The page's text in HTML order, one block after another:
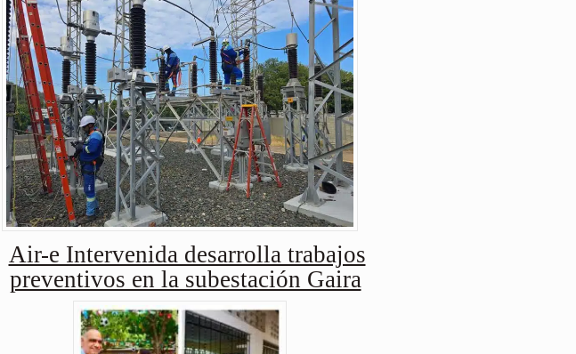
Air-e Intervenida desarrolla trabajos
preventivos en la subestación Gaira